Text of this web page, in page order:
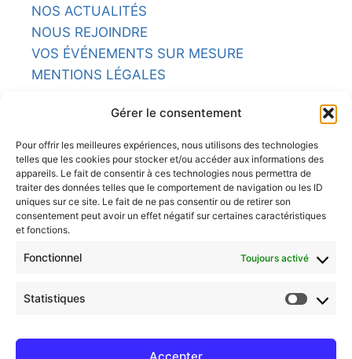
Gérer le consentement
Pour offrir les meilleures expériences, nous utilisons des technologies
telles que les cookies pour stocker et/ou accéder aux informations des
appareils. Le fait de consentir à ces technologies nous permettra de
traiter des données telles que le comportement de navigation ou les ID
uniques sur ce site. Le fait de ne pas consentir ou de retirer son
consentement peut avoir un effet négatif sur certaines caractéristiques
et fonctions.
Fonctionnel Toujours activé
Statistiques
Accepter
NOS ACTUALITÉS
NOUS REJOINDRE
VOS ÉVÉNEMENTS SUR MESURE
MENTIONS LÉGALES
NOS RESTAURANTS
L'ARMORIC
LA POTINIÈRE
LE BRITANNIA
LE CAVOK